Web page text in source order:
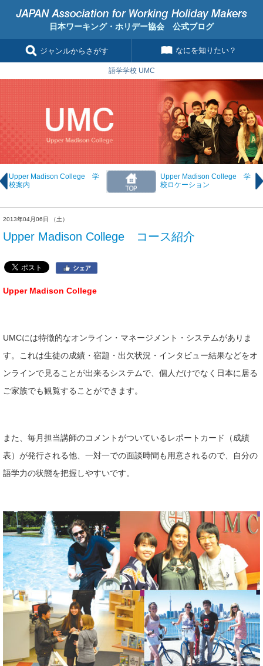
日本ワーキング・ホリデー協会 公式ブログ
ジャンルからさがす なにを知りたい？
語学学校 UMC
Upper Madison College 学
校案内
Upper Madison College 学
校ロケーション
2013年04月06日 （土）
Upper Madison College コース紹介
Upper Madison College
UMCには特徴的なオンライン・マネージメント・システムがありま
す。これは生徒の成績・宿題・出欠状況・インタビュー結果などをオ
ンラインで見ることが出来るシステムで、個人だけでなく日本に居る
ご家族でも観覧することができます。
また、毎月担当講師のコメントがついているレポートカード（成績
表）が発行される他、一対一での面談時間も用意されるので、自分の
語学力の状態を把握しやすいです。